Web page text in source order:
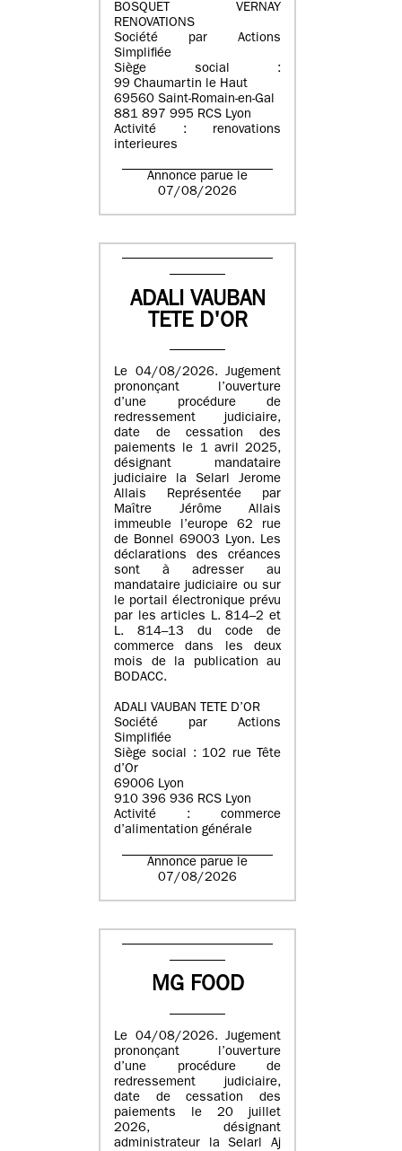
BOSQUET VERNAY
RENOVATIONS
Société par Actions
Simplifiée
Siège social :
99 Chaumartin le Haut
69560 Saint-Romain-en-Gal
881 897 995 RCS Lyon
Activité : renovations
interieures
Annonce parue le
07/08/2026
ADALI VAUBAN
TETE D'OR
Le 04/08/2026. Jugement
prononçant l’ouverture
d’une procédure de
redressement judiciaire,
date de cessation des
paiements le 1 avril 2025,
désignant mandataire
judiciaire la Selarl Jerome
Allais Représentée par
Maître Jérôme Allais
immeuble l’europe 62 rue
de Bonnel 69003 Lyon. Les
déclarations des créances
sont à adresser au
mandataire judiciaire ou sur
le portail électronique prévu
par les articles L. 814–2 et
L. 814–13 du code de
commerce dans les deux
mois de la publication au
BODACC.
ADALI VAUBAN TETE D’OR
Société par Actions
Simplifiée
Siège social : 102 rue Tête
d’Or
69006 Lyon
910 396 936 RCS Lyon
Activité : commerce
d’alimentation générale
Annonce parue le
07/08/2026
MG FOOD
Le 04/08/2026. Jugement
prononçant l’ouverture
d’une procédure de
redressement judiciaire,
date de cessation des
paiements le 20 juillet
2026, désignant
administrateur la Selarl Aj